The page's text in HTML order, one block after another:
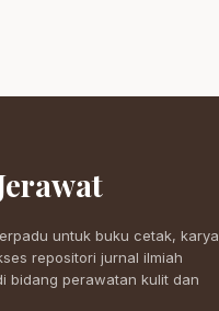
untuk buku cetak, karya
repositori jurnal ilmiah
bidang perawatan kulit dan